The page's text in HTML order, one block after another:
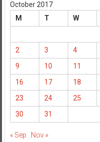
October 2017
M
T W
2
3 4
9
10 11
16
17 18
23
24 25
30
31
« Sep Nov »